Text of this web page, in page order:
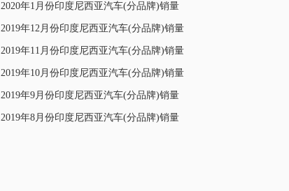
2020年1月份印度尼西亚汽车(分品牌)销量
2019年12月份印度尼西亚汽车(分品牌)销量
2019年11月份印度尼西亚汽车(分品牌)销量
2019年10月份印度尼西亚汽车(分品牌)销量
2019年9月份印度尼西亚汽车(分品牌)销量
2019年8月份印度尼西亚汽车(分品牌)销量